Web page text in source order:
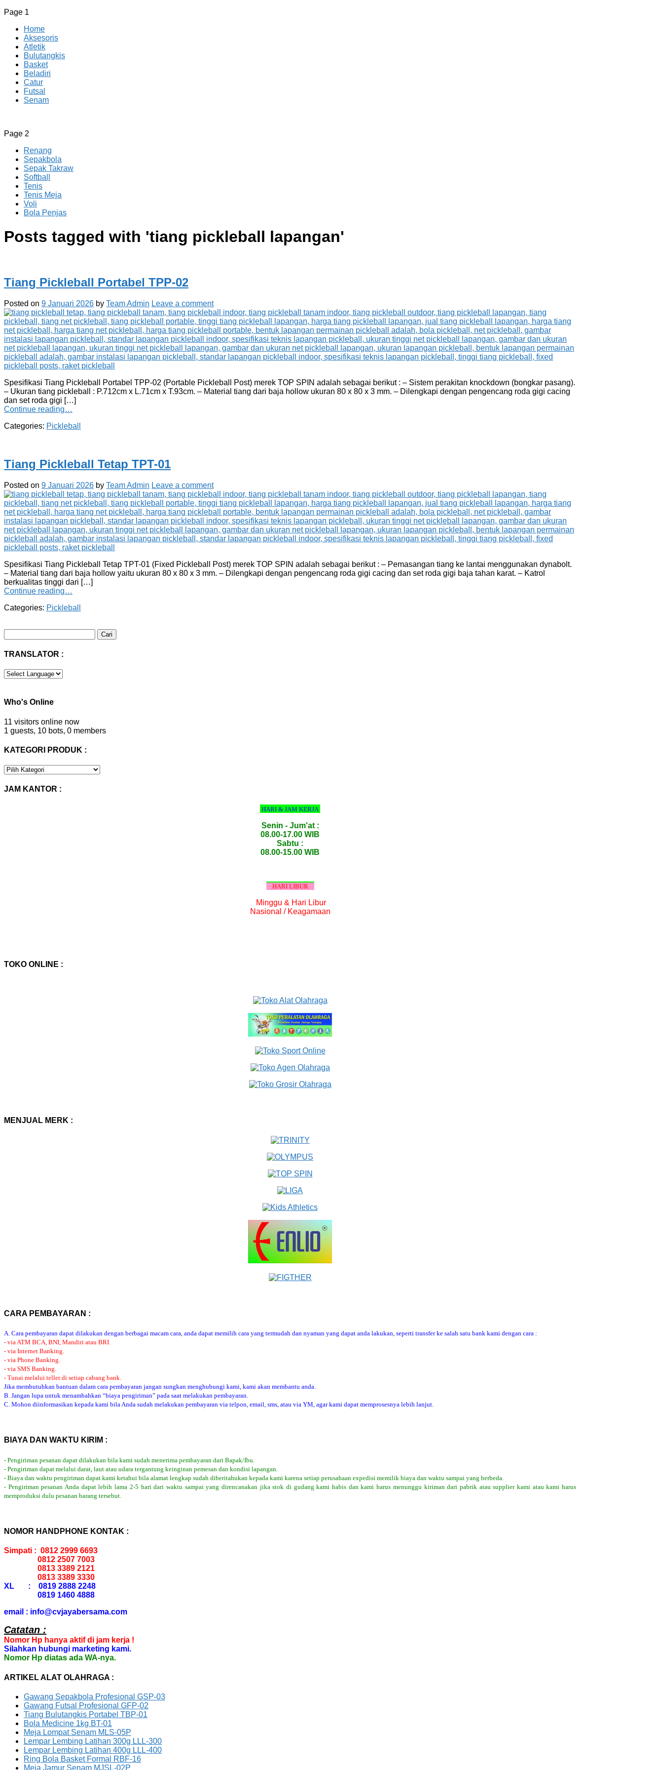
Page 1
Home
Aksesoris
Atletik
Bulutangkis
Basket
Beladiri
Catur
Futsal
Senam
CV JAYA BERSAMA Co Id
Menyediakan Semua Perlengkapan Olahraga Yang Lengkap, Berkualitas Dengan Harga Yang Murah
Page 2
Renang
Sepakbola
Sepak Takraw
Softball
Tenis
Tenis Meja
Voli
Bola Penjas
Posts tagged with 'tiang pickleball lapangan'
Tiang Pickleball Portabel TPP-02
Posted on 9 Januari 2026 by Team Admin Leave a comment
Spesifikasi Tiang Pickleball Portabel TPP-02 (Portable Pickleball Post) merek TOP SPIN adalah sebagai berikut : – Sistem perakitan knockdown (bongkar pasang).
– Ukuran tiang pickleball : P.712cm x L.71cm x T.93cm. – Material tiang dari baja hollow ukuran 80 x 80 x 3 mm. – Dilengkapi dengan pengencang roda gigi cacing
dan set roda gigi […]
Continue reading…
Categories: Pickleball
Tiang Pickleball Tetap TPT-01
Posted on 9 Januari 2026 by Team Admin Leave a comment
Spesifikasi Tiang Pickleball Tetap TPT-01 (Fixed Pickleball Post) merek TOP SPIN adalah sebagai berikut : – Pemasangan tiang ke lantai menggunakan dynabolt.
– Material tiang dari baja hollow yaitu ukuran 80 x 80 x 3 mm. – Dilengkapi dengan pengencang roda gigi cacing dan set roda gigi baja tahan karat. – Katrol
berkualitas tinggi dari […]
Continue reading…
Categories: Pickleball
untuk:
TRANSLATOR :
Who's Online
11 visitors online now
1 guests, 10 bots, 0 members
KATEGORI PRODUK :
KATEGORI
JAM KANTOR :
HARI & JAM KERJA
Senin - Jum'at :
08.00-17.00 WIB
Sabtu :
08.00-15.00 WIB
HARI LIBUR
Minggu & Hari Libur
Nasional / Keagamaan
TOKO ONLINE :
MENJUAL MERK :
CARA PEMBAYARAN :
A. Cara pembayaran dapat dilakukan dengan berbagai macam cara, anda dapat memilih cara yang termudah dan nyaman yang dapat anda lakukan, seperti transfer ke salah satu bank kami dengan cara :
- via ATM BCA, BNI, Mandiri atau BRI.
- via Internet Banking.
- via Phone Banking.
- via SMS Banking.
- Tunai melalui teller di setiap cabang bank.
Jika membutuhkan bantuan dalam cara pembayaran jangan sungkan menghubungi kami, kami akan membantu anda.
B. Jangan lupa untuk menambahkan “biaya pengiriman” pada saat melakukan pembayaran.
C. Mohon diinformasikan kepada kami bila Anda sudah melakukan pembayaran via telpon, email, sms, atau via YM, agar kami dapat memprosesnya lebih lanjut.
BIAYA DAN WAKTU KIRIM :
- Pengiriman pesanan dapat dilakukan bila kami sudah menerima pembayaran dari Bapak/Ibu.
- Pengiriman dapat melalui darat, laut atau udara tergantung keinginan pemesan dan kondisi lapangan.
- Biaya dan waktu pengiriman dapat kami ketahui bila alamat lengkap sudah diberitahukan kepada kami karena setiap perusahaan expedisi memilik biaya dan waktu sampai yang berbeda.
- Pengiriman pesanan Anda dapat lebih lama 2-5 hari dari waktu sampai yang direncanakan jika stok di gudang kami habis dan kami harus menunggu kiriman dari pabrik atau supplier kami atau kami harus
memproduksi dulu pesanan barang tersebut.
NOMOR HANDPHONE KONTAK :
Simpati : 0812 2999 6693
0812 2507 7003
0813 3389 2121
0813 3389 3330
XL : 0819 2888 2248
0819 1460 4888
email : info@cvjayabersama.com
Catatan :
Nomor Hp hanya aktif di jam kerja !
Silahkan hubungi marketing kami.
Nomor Hp diatas ada WA-nya.
ARTIKEL ALAT OLAHRAGA :
Gawang Sepakbola Profesional GSP-03
Gawang Futsal Profesional GFP-02
Tiang Bulutangkis Portabel TBP-01
Bola Medicine 1kg BT-01
Meja Lompat Senam MLS-05P
Lempar Lembing Latihan 300g LLL-300
Lempar Lembing Latihan 400g LLL-400
Ring Bola Basket Formal RBF-16
Meja Jamur Senam MJSL-02P